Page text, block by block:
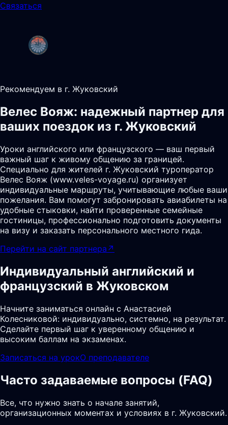
Связаться
Рекомендуем в г. Жуковский
Велес Вояж: надежный партнер для
ваших поездок из г. Жуковский
Уроки английского или французского — ваш первый
важный шаг к живому общению за границей.
Специально для жителей г. Жуковский туроператор
Велес Вояж (www.veles-voyage.ru) организует
индивидуальные маршруты, учитывающие любые ваши
пожелания. Вам помогут забронировать авиабилеты на
удобные стыковки, найти проверенные семейные
гостиницы, профессионально подготовить документы
на визу и заказать персонального местного гида.
Перейти на сайт партнера ↗
Индивидуальный английский и
французский в Жуковском
Начните заниматься онлайн с Анастасией
Колесниковой: индивидуально, системно, на результат.
Сделайте первый шаг к уверенному общению и
высоким баллам на экзаменах.
Записаться на урокО преподавателе
Часто задаваемые вопросы (FAQ)
Все, что нужно знать о начале занятий,
организационных моментах и условиях в г. Жуковский.